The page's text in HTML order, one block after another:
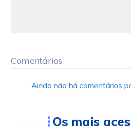
Comentários
Ainda não há comentários
Os mais